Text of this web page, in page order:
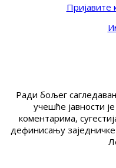
Пријавите
Ради бољег
учешће јавности
коментарима,
дефинисању